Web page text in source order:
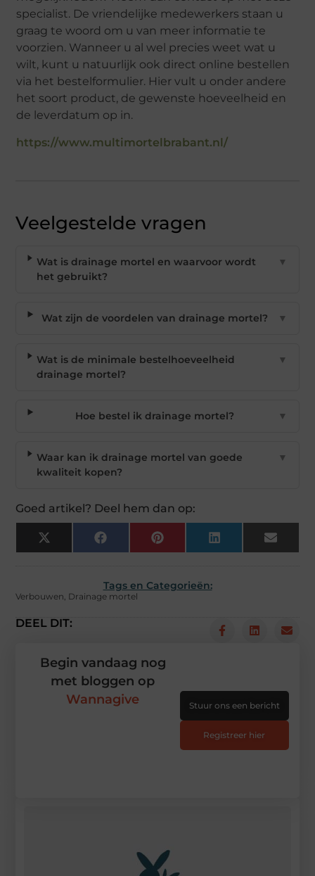
specialist. De vriendelijke medewerkers staan u
graag te woord om u van meer informatie te
voorzien. Wanneer u al wel precies weet wat u
wilt, kunt u natuurlijk ook direct online bestellen
via het bestelformulier. Hier vult u onder andere
het soort product, de gewenste hoeveelheid en
de leverdatum op in.
https://www.multimortelbrabant.nl/
Veelgestelde vragen
Wat is drainage mortel en waarvoor wordt
het gebruikt?
▼
Wat zijn de voordelen van drainage mortel? ▼
Wat is de minimale bestelhoeveelheid
drainage mortel?
▼
Hoe bestel ik drainage mortel? ▼
Waar kan ik drainage mortel van goede
kwaliteit kopen?
▼
Goed artikel? Deel hem dan op:
X
(Twitter)
Facebook Pinterest LinkedIn Email
Tags en Categorieën:
Verbouwen, Drainage mortel
DEEL DIT:
Begin vandaag nog
met bloggen op
Wannagive
Stuur ons een bericht
Registreer hier